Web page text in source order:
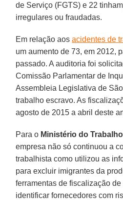
de Serviço (FGTS) e 22
irregulares ou fraudadas.
Em relação aosacidentes de
um aumento de 73, em 2012,
passado. A auditoria foi
Comissão Parlamentar de
Assembleia Legislativa de
trabalho escravo. As
agosto de 2015 a abril deste
Para o Ministério do
empresa não só continuou a
trabalhista como utilizou as
para excluir imigrantes da
ferramentas de fiscalização
identificar fornecedores com